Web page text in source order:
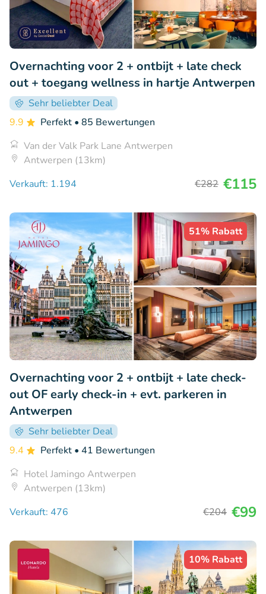
Overnachting voor 2 + ontbijt + late check
out + toegang wellness in hartje Antwerpen
Sehr beliebter Deal
9.9
Perfekt • 85 Bewertungen
Van der Valk Park Lane Antwerpen
Antwerpen (13km)
Verkauft: 1.194
€282 €115
51% Rabatt
Overnachting voor 2 + ontbijt + late check-
out OF early check-in + evt. parkeren in
Antwerpen
Sehr beliebter Deal
9.4
Perfekt • 41 Bewertungen
Hotel Jamingo Antwerpen
Antwerpen (13km)
Verkauft: 476
€204 €99
10% Rabatt